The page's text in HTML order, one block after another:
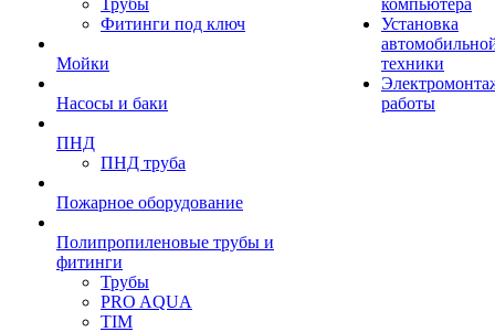
Трубы
Фитинги под ключ
Мойки
Насосы и баки
ПНД
ПНД труба
Пожарное оборудование
Полипропиленовые трубы и
фитинги
Трубы
PRO AQUA
TIM
компьютера
Установка
техники
работы